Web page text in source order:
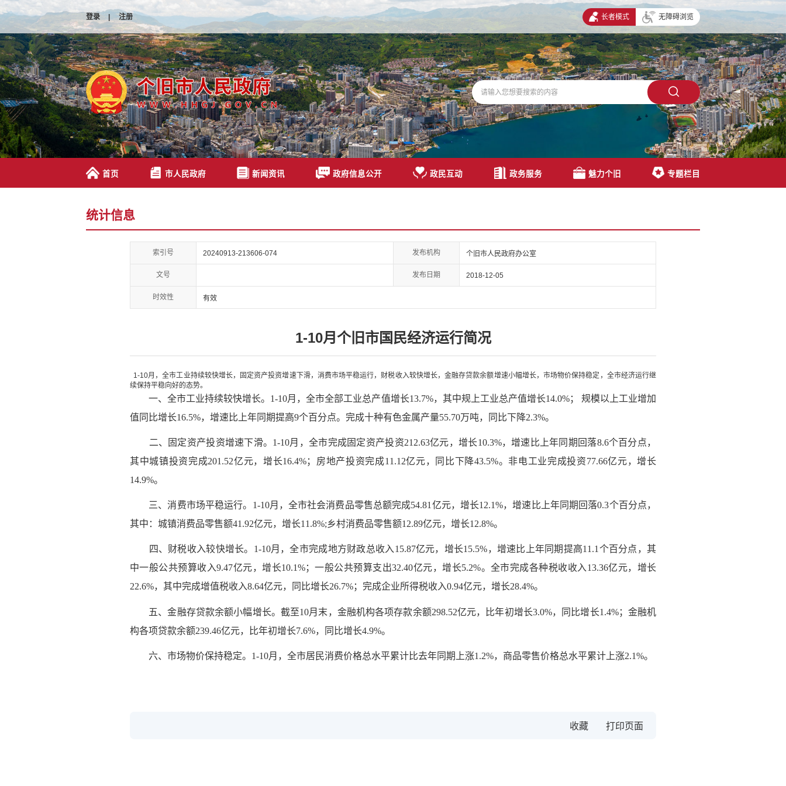
登录 | 注册 长者模式 无障碍浏览
首页 市人民政府 新闻资讯 政府信息公开 政民互动 政务服务 魅力个旧 专题栏目
统计信息
索引号 20240913-213606-074 发布机构 个旧市人民政府办公室
文号 发布日期 2018-12-05
时效性 有效
1-10月个旧市国民经济运行简况
1-10月，全市工业持续较快增长，固定资产投资增速下滑，消费市场平稳运行，财税收入较快增长，金融存贷款余额增速小幅增长，市场物价保持稳定，全市经济运行继
续保持平稳向好的态势。
一、全市工业持续较快增长。1-10月，全市全部工业总产值增长13.7%，其中规上工业总产值增长14.0%； 规模以上工业增加
值同比增长16.5%，增速比上年同期提高9个百分点。完成十种有色金属产量55.70万吨，同比下降2.3%。
二、固定资产投资增速下滑。1-10月，全市完成固定资产投资212.63亿元，增长10.3%，增速比上年同期回落8.6个百分点，
其中城镇投资完成201.52亿元，增长16.4%；房地产投资完成11.12亿元，同比下降43.5%。非电工业完成投资77.66亿元，增长
14.9%。
三、消费市场平稳运行。1-10月，全市社会消费品零售总额完成54.81亿元，增长12.1%，增速比上年同期回落0.3个百分点，
其中：城镇消费品零售额41.92亿元，增长11.8%;乡村消费品零售额12.89亿元，增长12.8%。
四、财税收入较快增长。1-10月，全市完成地方财政总收入15.87亿元，增长15.5%，增速比上年同期提高11.1个百分点，其
中一般公共预算收入9.47亿元，增长10.1%；一般公共预算支出32.40亿元，增长5.2%。全市完成各种税收收入13.36亿元，增长
22.6%，其中完成增值税收入8.64亿元，同比增长26.7%；完成企业所得税收入0.94亿元，增长28.4%。
五、金融存贷款余额小幅增长。截至10月末，金融机构各项存款余额298.52亿元，比年初增长3.0%，同比增长1.4%；金融机
构各项贷款余额239.46亿元，比年初增长7.6%，同比增长4.9%。
六、市场物价保持稳定。1-10月，全市居民消费价格总水平累计比去年同期上涨1.2%，商品零售价格总水平累计上涨2.1%。
收藏